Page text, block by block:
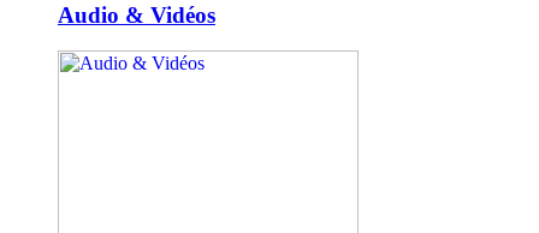
Audio & Vidéos